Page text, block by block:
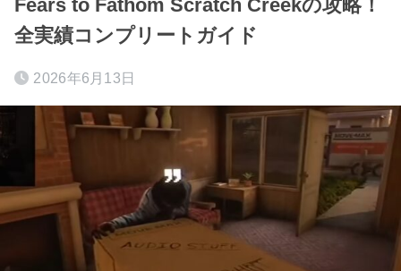
Fears to Fathom Scratch Creekの攻略！
全実績コンプリートガイド
2026年6月13日